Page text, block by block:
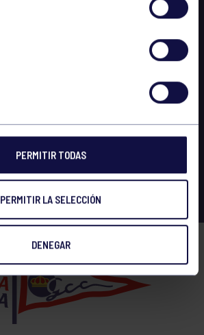
PERMITIR TODAS
PERMITIR LA SELECCIÓN
DENEGAR